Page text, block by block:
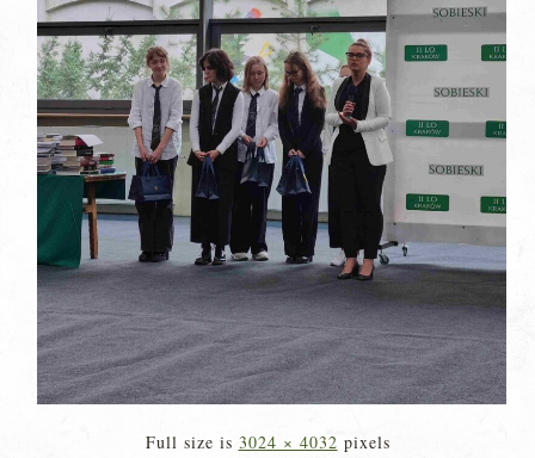
Full size is 3024 × 4032 pixels